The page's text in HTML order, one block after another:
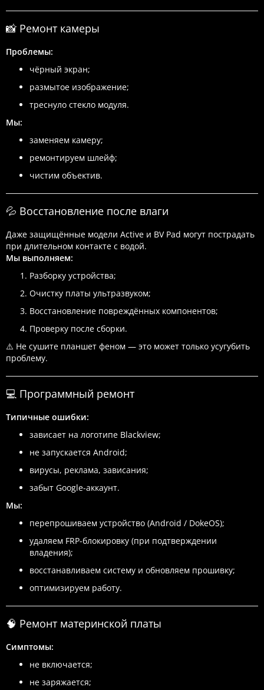
📸 Ремонт камеры
Проблемы:
чёрный экран;
размытое изображение;
треснуло стекло модуля.
Мы:
заменяем камеру;
ремонтируем шлейф;
чистим объектив.
💦 Восстановление после влаги
Даже защищённые модели Active и BV Pad могут пострадать
при длительном контакте с водой.
Мы выполняем:
Разборку устройства;
Очистку платы ультразвуком;
Восстановление повреждённых компонентов;
Проверку после сборки.
⚠️ Не сушите планшет феном — это может только усугубить
проблему.
💻 Программный ремонт
Типичные ошибки:
зависает на логотипе Blackview;
не запускается Android;
вирусы, реклама, зависания;
забыт Google-аккаунт.
Мы:
перепрошиваем устройство (Android / DokeOS);
удаляем FRP-блокировку (при подтверждении
владения);
восстанавливаем систему и обновляем прошивку;
оптимизируем работу.
🧠 Ремонт материнской платы
Симптомы:
не включается;
не заряжается;